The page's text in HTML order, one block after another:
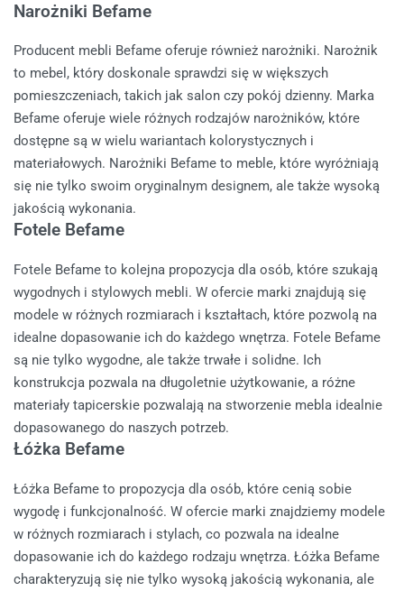
Narożniki Befame
Producent mebli Befame oferuje również narożniki. Narożnik
to mebel, który doskonale sprawdzi się w większych
pomieszczeniach, takich jak salon czy pokój dzienny. Marka
Befame oferuje wiele różnych rodzajów narożników, które
dostępne są w wielu wariantach kolorystycznych i
materiałowych. Narożniki Befame to meble, które wyróżniają
się nie tylko swoim oryginalnym designem, ale także wysoką
jakością wykonania.
Fotele Befame
Fotele Befame to kolejna propozycja dla osób, które szukają
wygodnych i stylowych mebli. W ofercie marki znajdują się
modele w różnych rozmiarach i kształtach, które pozwolą na
idealne dopasowanie ich do każdego wnętrza. Fotele Befame
są nie tylko wygodne, ale także trwałe i solidne. Ich
konstrukcja pozwala na długoletnie użytkowanie, a różne
materiały tapicerskie pozwalają na stworzenie mebla idealnie
dopasowanego do naszych potrzeb.
Łóżka Befame
Łóżka Befame to propozycja dla osób, które cenią sobie
wygodę i funkcjonalność. W ofercie marki znajdziemy modele
w różnych rozmiarach i stylach, co pozwala na idealne
dopasowanie ich do każdego rodzaju wnętrza. Łóżka Befame
charakteryzują się nie tylko wysoką jakością wykonania, ale